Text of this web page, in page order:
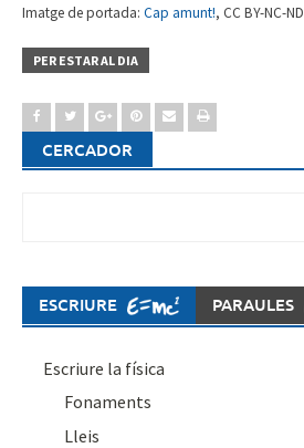
Imatge de portada: Cap amunt!, CC BY-NC-ND
PER ESTAR AL DIA
CERCADOR
ESCRIURE PARAULES
Escriure la física
Fonaments
Lleis